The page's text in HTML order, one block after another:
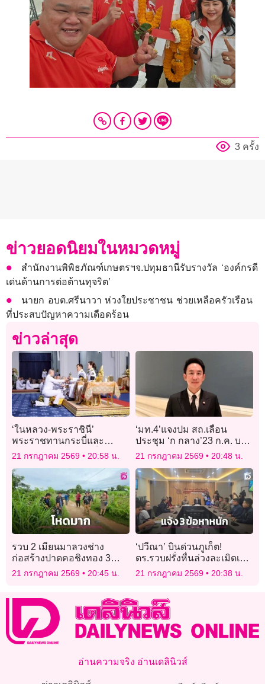
3 ครั้ง
ข่าวยอดนิยมในหมวดหมู่
สำนักงานพิพิธภัณฑ์เกษตรฯจ.ปทุมธานีรับรางวัล ‘องค์กรดี
เด่นด้านการต่อต้านทุจริต’
นายก อบต.ศรีนาวา ห่วงใยประชาชน ช่วยเหลือครัวเรือน
ที่ประสบปัญหาความเดือดร้อน
ข่าวล่าสุด
‘ในหลวง-พระราชินี’
พระราชทานกระบี่และ
ปริญญาบัตรแก่ผู้สำเร็จการ
ศึกษาโรงเรียนนายร้อย
ตำรวจ
21 กรกฎาคม 2569 20:58 น.
‘มท.4’แจงปม สถ.เลื่อน
ประชุม ‘ก กลาง’23 ก.ค. บอก
รอ ‘กสถ.’สรุปผลสอบ ไม่ใช่
มวยล้มต้มคนดู
21 กรกฎาคม 2569 20:48 น.
รวบ 2 เมียนมาลวงช่าง
ก่อสร้างปาดคอชิงทอง 3
บาท สารภาพแค้นถูกค้าง
ค่าแรง
21 กรกฎาคม 2569 20:45 น.
‘ปวีณา’ บินด่วนภูเก็ต!
ตร.รวบฝรั่งหื่นล่วงละเมิดเด็ก
ชาย 14 แจ้ง 3 ข้อหาหนัก
21 กรกฎาคม 2569 20:38 น.
อ่านความจริง อ่านเดลินิวส์